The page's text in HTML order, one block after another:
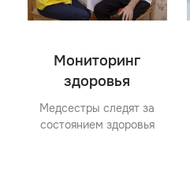
Мониторинг
здоровья
Медсестры следят за
состоянием здоровья